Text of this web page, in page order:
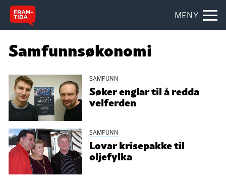
MENY
Samfunnsøkonomi
SAMFUNN
Søker englar til å redda
velferden
SAMFUNN
Lovar krisepakke til
oljefylka